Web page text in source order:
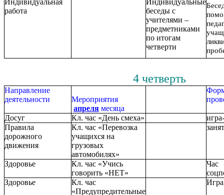
Индивидуальная
работа
Индивидуальные
беседы с
учителями –
предметниками
по итогам
четверти
4 четверть
Направление
деятельности
Мероприятия
апреля месяца
Досуг Кл. час «День смеха»
Правила
дорожного
движения
Кл. час «Перевозка
учащихся на
грузовых
автомобилях»
Здоровье
Кл. час «Учись
говорить «НЕТ»
Час
Здоровье
Кл. час
«Предупредительные